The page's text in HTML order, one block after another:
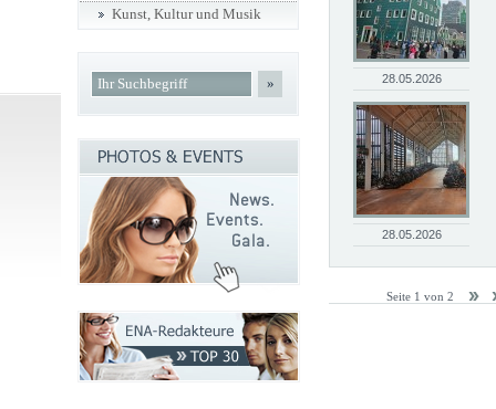
28.05.2026
28.05.2026
Seite 1 von 2
Kunst, Kultur und Musik
»